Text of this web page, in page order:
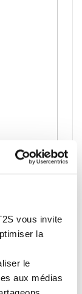
vous invite
la
le
aux médias